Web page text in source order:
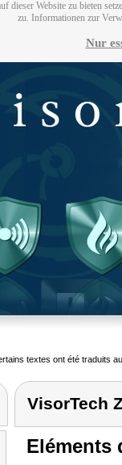
dieser Website zu bieten
zu. Informationen zur
Nur
textes ont été traduits
VisorTech
Eléments